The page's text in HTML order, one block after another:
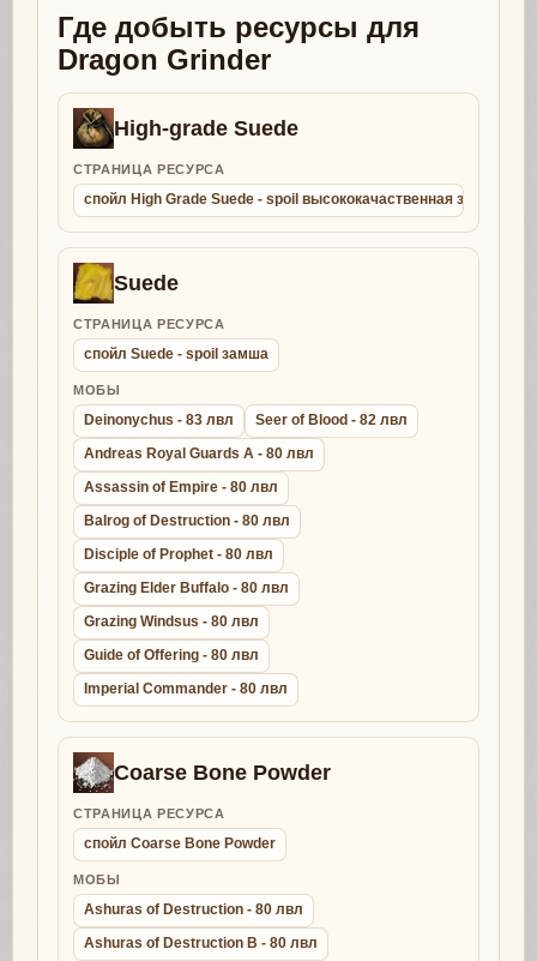
Где добыть ресурсы для
Dragon Grinder
High-grade Suede
СТРАНИЦА РЕСУРСА
спойл High Grade Suede - spoil высококачаственная замша
Suede
СТРАНИЦА РЕСУРСА
спойл Suede - spoil замша
МОБЫ
Deinonychus - 83 лвл
Seer of Blood - 82 лвл
Andreas Royal Guards A - 80 лвл
Assassin of Empire - 80 лвл
Balrog of Destruction - 80 лвл
Disciple of Prophet - 80 лвл
Grazing Elder Buffalo - 80 лвл
Grazing Windsus - 80 лвл
Guide of Offering - 80 лвл
Imperial Commander - 80 лвл
Coarse Bone Powder
СТРАНИЦА РЕСУРСА
спойл Coarse Bone Powder
МОБЫ
Ashuras of Destruction - 80 лвл
Ashuras of Destruction B - 80 лвл